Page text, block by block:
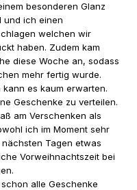
besonderen Glanz
und ich einen
welchen wir
haben. Zudem kam
diese Woche an, sodass
mehr fertig wurde.
es kaum erwarten.
Geschenke zu verteilen.
am Verschenken als
ich im Moment sehr
Tagen etwas
Vorweihnachtszeit bei
alle Geschenke